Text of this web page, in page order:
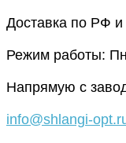
Перейти
содержимому
Доставка по РФ
Режим работы:
Напрямую с
info@shlangi-